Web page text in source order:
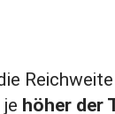
höher der